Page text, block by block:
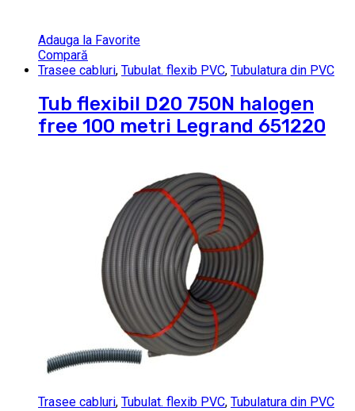
Adauga la Favorite
Compară
Trasee cabluri, Tubulat. flexib PVC, Tubulatura din PVC
Tub flexibil D20 750N halogen
free 100 metri Legrand 651220
Trasee cabluri, Tubulat. flexib PVC, Tubulatura din PVC